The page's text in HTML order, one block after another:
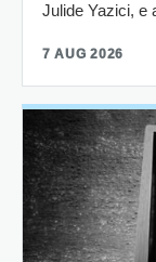
Julide Yazici, e
7 AUG 2026